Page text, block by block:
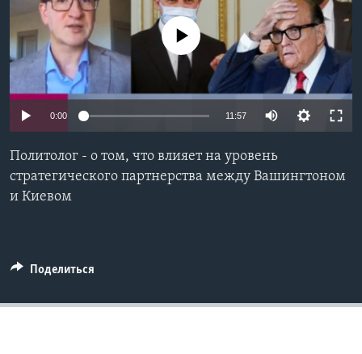
Learning English
СОЦИАЛЬНЫЕ СЕТИ
No media source currently available
0:00 11:57
Политолог - о том, что влияет на уровень
стратегического партнерства между Вашингтоном
и Киевом
Поделиться